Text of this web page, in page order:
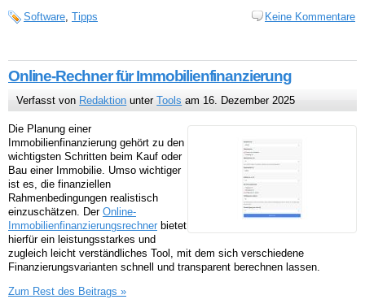
Software Tipps Keine Kommentare
Online-Rechner für Immobilienfinanzierung
Verfasst von Redaktion unterTools am 16. Dezember 2025
Die Planung einer
Immobilienfinanzierung gehört zu den
wichtigsten Schritten beim Kauf oder
Bau einer Immobilie. Umso wichtiger
ist es, die finanziellen
Rahmenbedingungen realistisch
einzuschätzen. Der Online-
Immobilienfinanzierungsrechner bietet
hierfür ein leistungsstarkes und
zugleich leicht verständliches Tool, mit dem sich verschiedene
Finanzierungsvarianten schnell und transparent berechnen lassen.
Zum Rest des Beitrags »